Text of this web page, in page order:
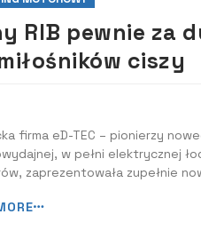
RIB pewnie za
ciszy
firma eD-TEC – pionierzy
w pełni elektrycznej
zaprezentowała zupełnie